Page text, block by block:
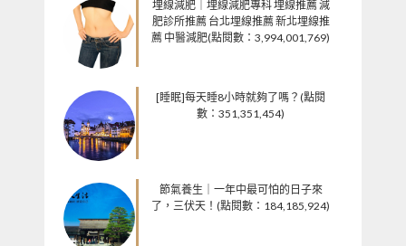
埋線減肥｜埋線減肥專科 埋線推薦 減
肥診所推薦 台北埋線推薦 新北埋線推
薦 中醫減肥(點閱數：3,994,001,769)
[睡眠]每天睡8小時就夠了嗎？(點閱
數：351,351,454)
節氣養生｜一年中最可怕的日子來
了，三伏天！(點閱數：184,185,924)